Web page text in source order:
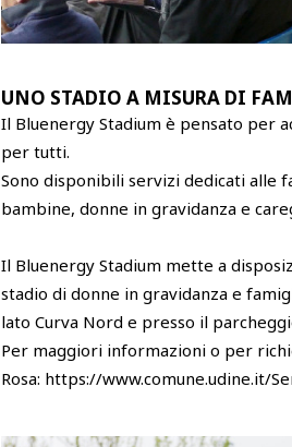
UNO STADIO A MISURA DI
Il Bluenergy Stadium è pensato per
per tutti.
Sono disponibili servizi dedicati alle
bambine, donne in gravidanza e
Il Bluenergy Stadium mette a
stadio di donne in gravidanza e
lato Curva Nord e presso il
Per maggiori informazioni o per
Rosa: https://www.comune.udine.it/